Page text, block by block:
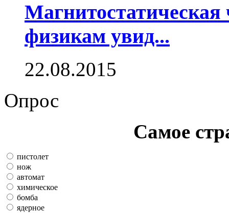
Магнитостатическая
физикам увид...
22.08.2015
Опрос
Самое
пистолет
нож
автомат
химическое
бомба
ядерное